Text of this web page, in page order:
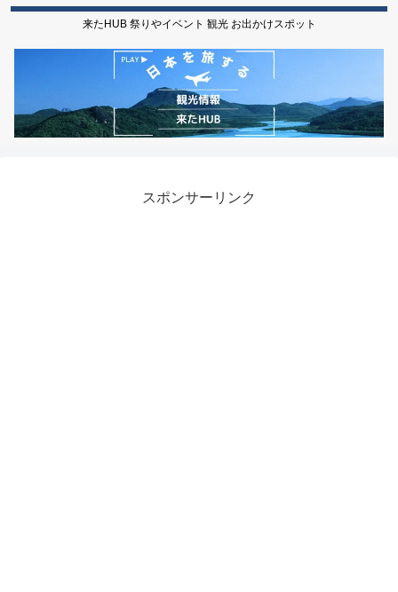
来たHUB 祭りやイベント 観光 お出かけスポット
スポンサーリンク